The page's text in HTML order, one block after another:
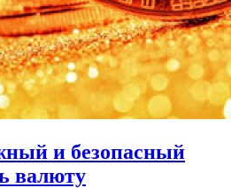
и безопасный
валюту